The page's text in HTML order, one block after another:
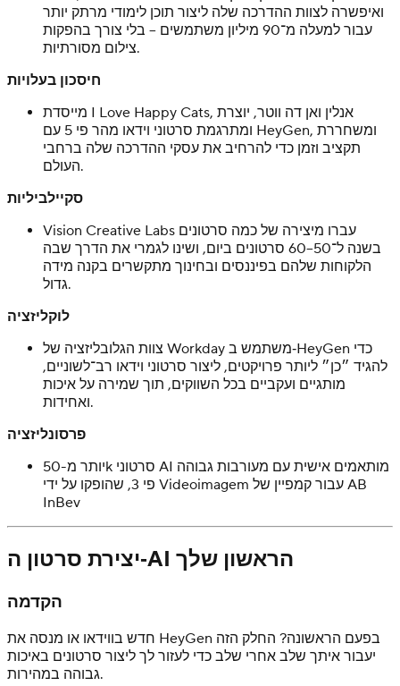
ואיפשרה לצוות ההדרכה שלה ליצור תוכן לימודי מרתק יותר
עבור למעלה מ־90 מיליון משתמשים – בלי צורך בהפקות
צילום מסורתיות.
חיסכון בעלויות
מייסדת I Love Happy Cats, אנלין ואן דה ווטר, יוצרת
ומתרגמת סרטוני וידאו מהר פי 5 עם HeyGen, ומשחררת
תקציב וזמן כדי להרחיב את עסקי ההדרכה שלה ברחבי
העולם.
סקיילביליות
Vision Creative Labs עברו מיצירה של כמה סרטונים
בשנה ל־50–60 סרטונים ביום, ושינו לגמרי את הדרך שבה
הלקוחות שלהם בפיננסים ובחינוך מתקשרים בקנה מידה
גדול.
לוקליזציה
צוות הגלובליזציה של Workday משתמש ב‑HeyGen כדי
להגיד ״כן״ ליותר פרויקטים, ליצור סרטוני וידאו רב־לשוניים,
מותגיים ועקביים בכל השווקים, תוך שמירה על איכות
ואחידות.
פרסונליזציה
יותר מ-50k סרטוני AI מותאמים אישית עם מעורבות גבוהה
פי 3, שהופקו על ידי Videoimagem עבור קמפיין של AB
InBev
יצירת סרטון ה‑AI הראשון שלך
הקדמה
חדש בווידאו או מנסה את HeyGen בפעם הראשונה? החלק הזה
יעבור איתך שלב אחרי שלב כדי לעזור לך ליצור סרטונים באיכות
גבוהה במהירות.